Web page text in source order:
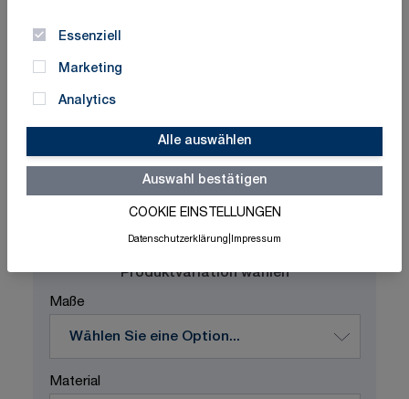
Essenziell
Marketing
Analytics
Alle auswählen
Auswahl bestätigen
COOKIE EINSTELLUNGEN
Datenschutzerklärung Impressum
Schnelle Lieferung
Made in Germany
Produktvariation wählen
Maße
Material